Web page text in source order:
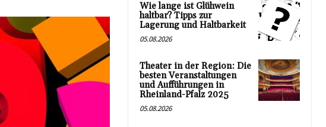
Wie lange ist Glühwein
haltbar? Tipps zur
Lagerung und Haltbarkeit
05.08.2026
Theater in der Region: Die
besten Veranstaltungen
und Aufführungen in
Rheinland-Pfalz 2025
05.08.2026